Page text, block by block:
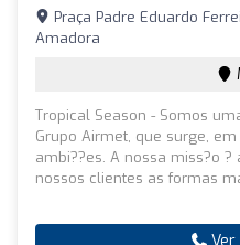
Praça Padre Eduardo
Amadora
Tropical Season - Somos
Grupo Airmet, que surge,
ambi??es. A nossa miss?o
nossos clientes as formas